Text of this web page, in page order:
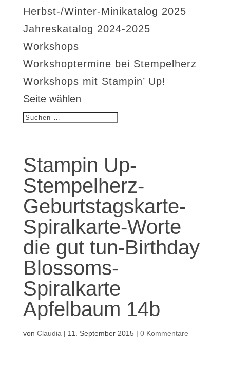
Herbst-/Winter-Minikatalog 2025
Jahreskatalog 2024-2025
Workshops
Workshoptermine bei Stempelherz
Workshops mit Stampin’ Up!
Seite wählen
Stampin Up-
Stempelherz-
Geburtstagskarte-
Spiralkarte-Worte
die gut tun-Birthday
Blossoms-
Spiralkarte
Apfelbaum 14b
von Claudia | 11. September 2015| 0 Kommentare